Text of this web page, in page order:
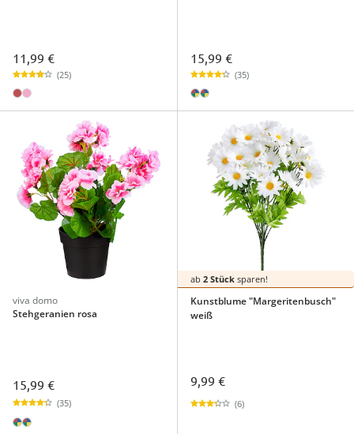
11,99 €
(25)
15,99 €
(35)
viva domo
Stehgeranien rosa
15,99 €
(35)
ab 2 Stücksparen!
Kunstblume "Margeritenbusch"
weiß
9,99 €
(6)